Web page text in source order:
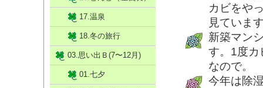
カビをや
見ていま
新築マン
す。1度カ
なので。
今年は除
17.温泉
18.冬の旅行
03.思い出Ｂ(7〜12月)
01.七夕